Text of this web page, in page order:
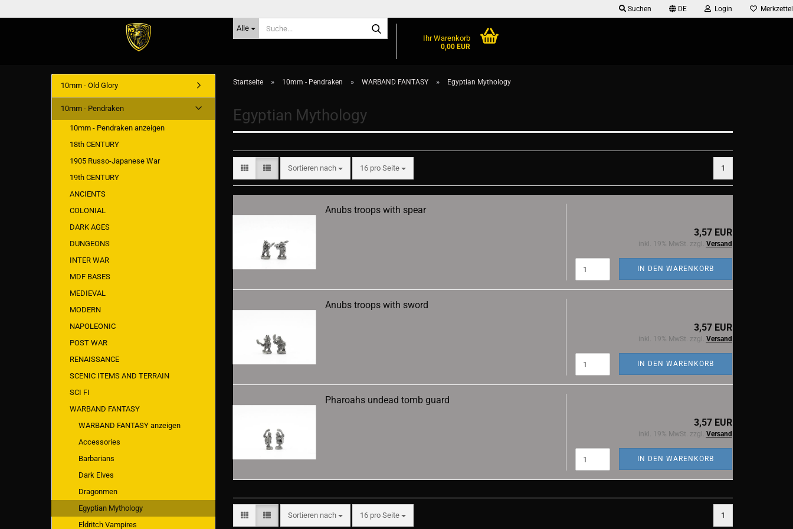
Suchen DE Login Merkzettel
Alle
Suche...
Ihr Warenkorb
0,00 EUR
Startseite » 10mm - Pendraken » WARBAND FANTASY » Egyptian Mythology
Egyptian Mythology
Sortieren nach
Sortieren nach 16 pro Seite
pro Seite 1
Anubs troops with spear
3,57 EUR
inkl. 19% MwSt. zzgl. Versand
IN DEN WARENKORB
Anubs troops with sword
3,57 EUR
inkl. 19% MwSt. zzgl. Versand
IN DEN WARENKORB
Pharoahs undead tomb guard
3,57 EUR
inkl. 19% MwSt. zzgl. Versand
IN DEN WARENKORB
Sortieren nach
Sortieren nach 16 pro Seite
pro Seite 1
10mm - Old Glory
10mm - Pendraken
10mm - Pendraken anzeigen
18th CENTURY
1905 Russo-Japanese War
19th CENTURY
ANCIENTS
COLONIAL
DARK AGES
DUNGEONS
INTER WAR
MDF BASES
MEDIEVAL
MODERN
NAPOLEONIC
POST WAR
RENAISSANCE
SCENIC ITEMS AND TERRAIN
SCI FI
WARBAND FANTASY
WARBAND FANTASY anzeigen
Accessories
Barbarians
Dark Elves
Dragonmen
Egyptian Mythology
Eldritch Vampires